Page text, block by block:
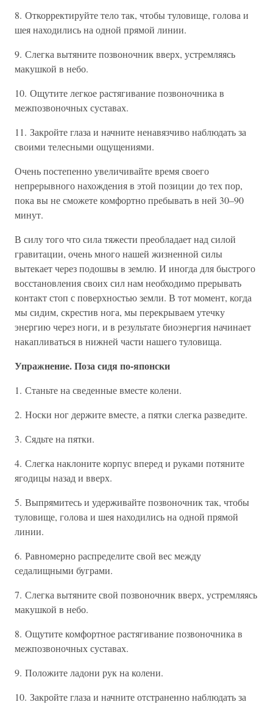
8. Откорректируйте тело так, чтобы туловище, голова и
шея находились на одной прямой линии.
9. Слегка вытяните позвоночник вверх, устремляясь
макушкой в небо.
10. Ощутите легкое растягивание позвоночника в
межпозвоночных суставах.
11. Закройте глаза и начните ненавязчиво наблюдать за
своими телесными ощущениями.
Очень постепенно увеличивайте время своего
непрерывного нахождения в этой позиции до тех пор,
пока вы не сможете комфортно пребывать в ней 30–90
минут.
В силу того что сила тяжести преобладает над силой
гравитации, очень много нашей жизненной силы
вытекает через подошвы в землю. И иногда для быстрого
восстановления своих сил нам необходимо прерывать
контакт стоп с поверхностью земли. В тот момент, когда
мы сидим, скрестив нога, мы перекрываем утечку
энергию через ноги, и в результате биоэнергия начинает
накапливаться в нижней части нашего туловища.
Упражнение. Поза сидя по-японски
1. Станьте на сведенные вместе колени.
2. Носки ног держите вместе, а пятки слегка разведите.
3. Сядьте на пятки.
4. Слегка наклоните корпус вперед и руками потяните
ягодицы назад и вверх.
5. Выпрямитесь и удерживайте позвоночник так, чтобы
туловище, голова и шея находились на одной прямой
линии.
6. Равномерно распределите свой вес между
седалищными буграми.
7. Слегка вытяните свой позвоночник вверх, устремляясь
макушкой в небо.
8. Ощутите комфортное растягивание позвоночника в
межпозвоночных суставах.
9. Положите ладони рук на колени.
10. Закройте глаза и начните отстраненно наблюдать за